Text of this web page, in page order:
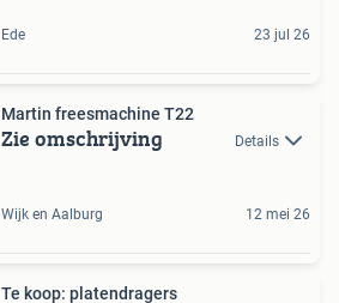
Ede 23 jul 26
Martin freesmachine T22
Zie omschrijving Details
Wijk en Aalburg 12 mei 26
Te koop: platendragers